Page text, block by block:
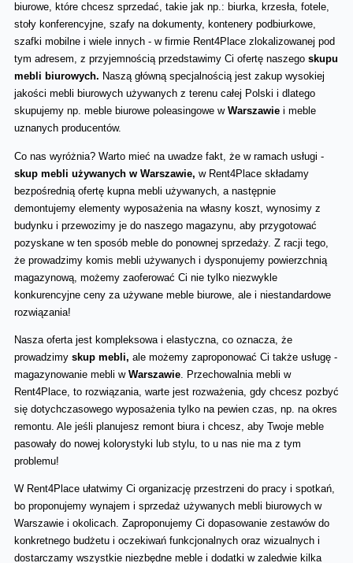
biurowe, które chcesz sprzedać, takie jak np.: biurka, krzesła, fotele,
stoły konferencyjne, szafy na dokumenty, kontenery podbiurkowe,
szafki mobilne i wiele innych - w firmie Rent4Place zlokalizowanej pod
tym adresem, z przyjemnością przedstawimy Ci ofertę naszego skupu
mebli biurowych. Naszą główną specjalnością jest zakup wysokiej
jakości mebli biurowych używanych z terenu całej Polski i dlatego
skupujemy np. meble biurowe poleasingowe w Warszawie i meble
uznanych producentów.
Co nas wyróżnia? Warto mieć na uwadze fakt, że w ramach usługi -
skup mebli używanych w Warszawie, w Rent4Place składamy
bezpośrednią ofertę kupna mebli używanych, a następnie
demontujemy elementy wyposażenia na własny koszt, wynosimy z
budynku i przewozimy je do naszego magazynu, aby przygotować
pozyskane w ten sposób meble do ponownej sprzedaży. Z racji tego,
że prowadzimy komis mebli używanych i dysponujemy powierzchnią
magazynową, możemy zaoferować Ci nie tylko niezwykle
konkurencyjne ceny za używane meble biurowe, ale i niestandardowe
rozwiązania!
Nasza oferta jest kompleksowa i elastyczna, co oznacza, że
prowadzimy skup mebli, ale możemy zaproponować Ci także usługę -
magazynowanie mebli w Warszawie. Przechowalnia mebli w
Rent4Place, to rozwiązania, warte jest rozważenia, gdy chcesz pozbyć
się dotychczasowego wyposażenia tylko na pewien czas, np. na okres
remontu. Ale jeśli planujesz remont biura i chcesz, aby Twoje meble
pasowały do nowej kolorystyki lub stylu, to u nas nie ma z tym
problemu!
W Rent4Place ułatwimy Ci organizację przestrzeni do pracy i spotkań,
bo proponujemy wynajem i sprzedaż używanych mebli biurowych w
Warszawie i okolicach. Zaproponujemy Ci dopasowanie zestawów do
konkretnego budżetu i oczekiwań funkcjonalnych oraz wizualnych i
dostarczamy wszystkie niezbędne meble i dodatki w zaledwie kilka